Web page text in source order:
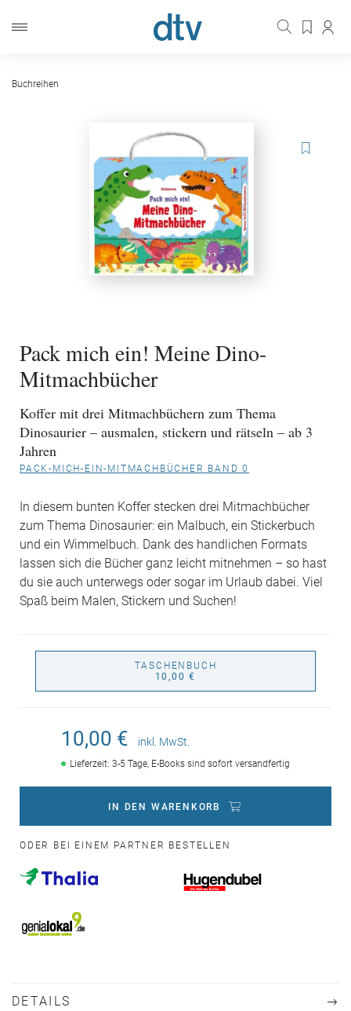
Buchreihen
Pack mich ein! Meine Dino-
Mitmachbücher
Koffer mit drei Mitmachbüchern zum Thema
Dinosaurier – ausmalen, stickern und rätseln – ab 3
Jahren
PACK-MICH-EIN-MITMACHBÜCHER BAND 0
In diesem bunten Koffer stecken drei Mitmachbücher
zum Thema Dinosaurier: ein Malbuch, ein Stickerbuch
und ein Wimmelbuch. Dank des handlichen Formats
lassen sich die Bücher ganz leicht mitnehmen – so hast
du sie auch unterwegs oder sogar im Urlaub dabei. Viel
Spaß beim Malen, Stickern und Suchen!
TASCHENBUCH
10,00 €
10,00 € inkl. MwSt.
Lieferzeit: 3-5 Tage, E-Books sind sofort versandfertig
IN DEN WARENKORB
ODER BEI EINEM PARTNER BESTELLEN
DETAILS